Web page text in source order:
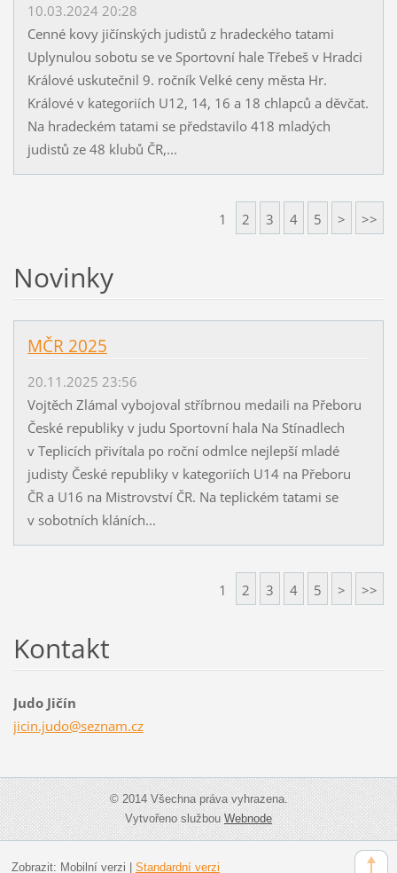
10.03.2024 20:28
Cenné kovy jičínských judistů z hradeckého tatami
Uplynulou sobotu se ve Sportovní hale Třebeš v Hradci
Králové uskutečnil 9. ročník Velké ceny města Hr.
Králové v kategoriích U12, 14, 16 a 18 chlapců a děvčat.
Na hradeckém tatami se představilo 418 mladých
judistů ze 48 klubů ČR,...
1 2 3 4 5 > >>
Novinky
MČR 2025
20.11.2025 23:56
Vojtěch Zlámal vybojoval stříbrnou medaili na Přeboru
České republiky v judu Sportovní hala Na Stínadlech
v Teplicích přivítala po roční odmlce nejlepší mladé
judisty České republiky v kategoriích U14 na Přeboru
ČR a U16 na Mistrovství ČR. Na teplickém tatami se
v sobotních kláních...
1 2 3 4 5 > >>
Kontakt
Judo Jičín
jicin.judo@seznam.cz
© 2014 Všechna práva vyhrazena.
Vytvořeno službouWebnode
Zobrazit: Mobilní verzi Standardní verzi